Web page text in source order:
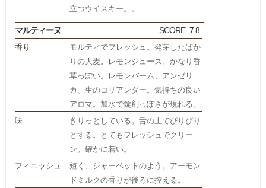
立つウイスキー。。
マルティーヌ SCORE 7.8
香り
モルティでフレッシュ。発芽したばか
りの大麦。レモンジュース。かなり香
草っぽい。レモンバーム、アンゼリ
カ、生のコリアンダー。気持ちの良い
アロマ。加水で錠剤っぽさが現れる。
味
きりっとしている。舌の上でぴりぴり
とする。とてもフレッシュでクリー
ン。確かに若い。
フィニッシュ
短く、シャーベットのよう。アーモン
ドミルクの香りが後ろに控える。